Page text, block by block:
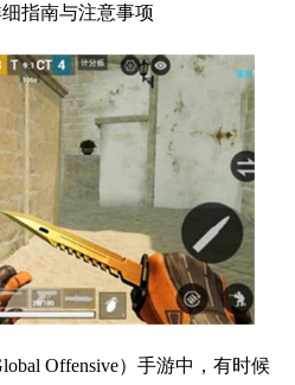
指南与注意事项
Offensive）手游中，有时候